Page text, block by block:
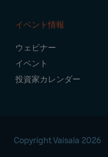
イベント情報
ウェビナー
イベント
投資家カレンダー
Copyright Vaisala 2026